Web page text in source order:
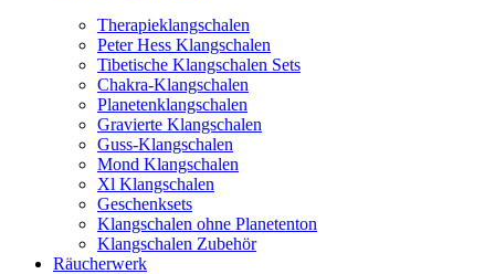
Therapieklangschalen
Peter Hess Klangschalen
Tibetische Klangschalen Sets
Chakra-Klangschalen
Planetenklangschalen
Gravierte Klangschalen
Guss-Klangschalen
Mond Klangschalen
Xl Klangschalen
Geschenksets
Klangschalen ohne Planetenton
Klangschalen Zubehör
Räucherwerk